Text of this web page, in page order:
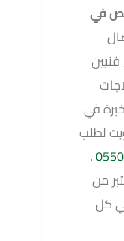
في
في
الكويت لطلب
.
ساعة. يعتبر من
كل